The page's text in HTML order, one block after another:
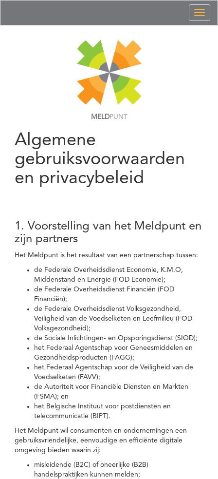
MELDPUNT
Algemene
gebruiksvoorwaarden
en privacybeleid
1. Voorstelling van het Meldpunt en
zijn partners
Het Meldpunt is het resultaat van een partnerschap tussen:
de Federale Overheidsdienst Economie, K.M.O,
Middenstand en Energie (FOD Economie);
de Federale Overheidsdienst Financiën (FOD
Financiën);
de Federale Overheidsdienst Volksgezondheid,
Veiligheid van de Voedselketen en Leefmilieu (FOD
Volksgezondheid);
de Sociale Inlichtingen- en Opsporingsdienst (SIOD);
het Federaal Agentschap voor Geneesmiddelen en
Gezondheidsproducten (FAGG);
het Federaal Agentschap voor de Veiligheid van de
Voedselketen (FAVV);
de Autoriteit voor Financiële Diensten en Markten
(FSMA); en
het Belgische Instituut voor postdiensten en
telecommunicatie (BIPT).
Het Meldpunt wil consumenten en ondernemingen een
gebruiksvriendelijke, eenvoudige en efficiënte digitale
omgeving bieden waarin zij:
misleidende (B2C) of oneerlijke (B2B)
handelspraktijken kunnen melden;